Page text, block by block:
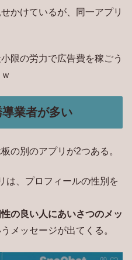
かけているが、同一アプリ
限の労力で広告費を稼ごう
業者が多い
の別のアプリが2つある。
は、プロフィールの性別を
性の良い人にあいさつのメッ
メッセージが出てくる。